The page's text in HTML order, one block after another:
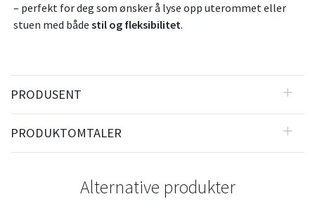
– perfekt for deg som ønsker å lyse opp uterommet eller
stuen med både stil og fleksibilitet.
PRODUSENT
PRODUKTOMTALER
Alternative produkter